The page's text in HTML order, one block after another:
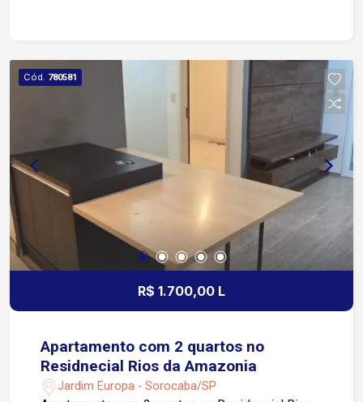
academia, playground, mini mercado e portaria,
garantindo mais segurança e qualidade de vida
para toda a família.
Cód. 780581
R$ 1.700,00 L
Apartamento com 2 quartos no
Residnecial Rios da Amazonia
Jardim Europa - Sorocaba/SP